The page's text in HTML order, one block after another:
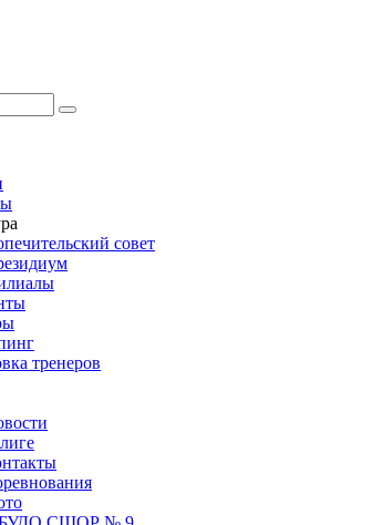
совет
тренеров